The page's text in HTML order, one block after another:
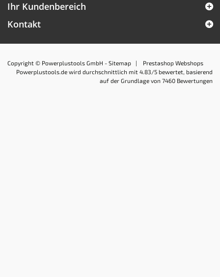
Ihr Kundenbereich
Kontakt
Copyright © Powerplustools GmbH - Sitemap | Prestashop Webshops
Powerplustools.de wird durchschnittlich mit 4.83/5 bewertet, basierend
auf der Grundlage von 7460 Bewertungen